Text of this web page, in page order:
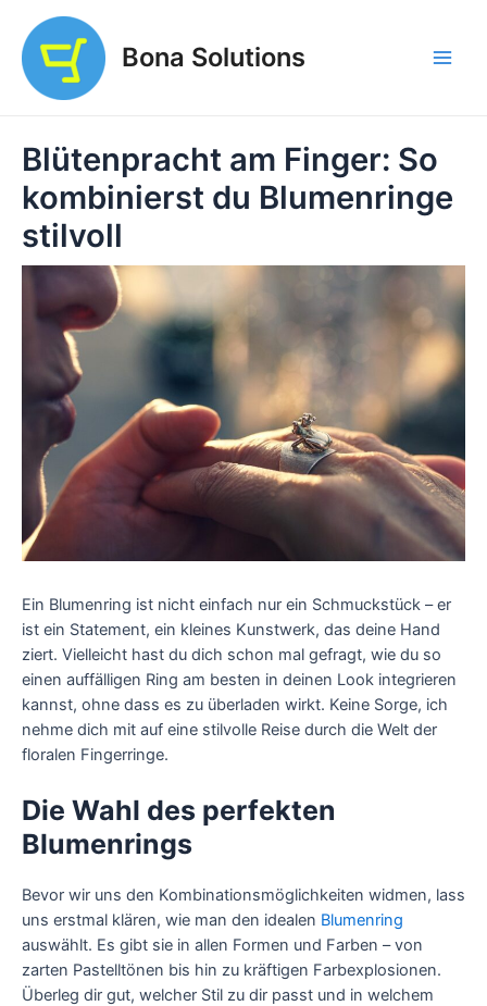
Inhalt
springen
Bona Solutions
Blütenpracht am Finger: So
kombinierst du Blumenringe
stilvoll
Ein Blumenring ist nicht einfach nur ein Schmuckstück – er
ist ein Statement, ein kleines Kunstwerk, das deine Hand
ziert. Vielleicht hast du dich schon mal gefragt, wie du so
einen auffälligen Ring am besten in deinen Look integrieren
kannst, ohne dass es zu überladen wirkt. Keine Sorge, ich
nehme dich mit auf eine stilvolle Reise durch die Welt der
floralen Fingerringe.
Die Wahl des perfekten
Blumenrings
Bevor wir uns den Kombinationsmöglichkeiten widmen, lass
uns erstmal klären, wie man den idealen Blumenring
auswählt. Es gibt sie in allen Formen und Farben – von
zarten Pastelltönen bis hin zu kräftigen Farbexplosionen.
Überleg dir gut, welcher Stil zu dir passt und in welchem